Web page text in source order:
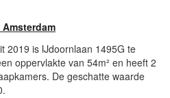
2019 is IJdoornlaan 1495G te
oppervlakte van 54m² en heeft 2
De geschatte waarde